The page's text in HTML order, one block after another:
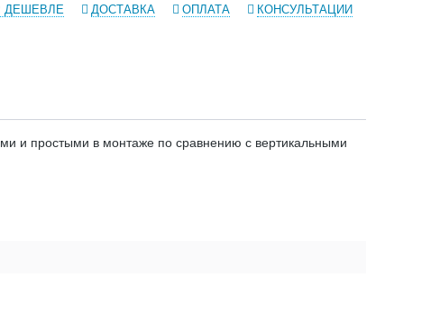
ДЕШЕВЛЕ ДОСТАВКА ОПЛАТА КОНСУЛЬТАЦИИ
простыми в монтаже по сравнению с вертикальными